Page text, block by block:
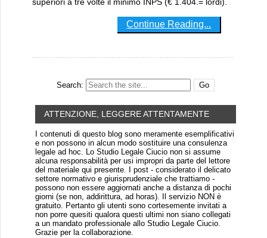
Continue Reading...
Search:
ATTENZIONE, LEGGERE ATTENTAMENTE
I contenuti di questo blog sono meramente esemplificativi
e non possono in alcun modo sostituire una consulenza
legale ad hoc. Lo Studio Legale Ciucio non si assume
alcuna responsabilità per usi impropri da parte del lettore
del materiale qui presente. I post - considerato il delicato
settore normativo e giurisprudenziale che trattiamo -
possono non essere aggiornati anche a distanza di pochi
giorni (se non, addirittura, ad horas). Il servizio NON è
gratuito. Pertanto gli utenti sono cortesemente invitati a
non porre quesiti qualora questi ultimi non siano collegati
a un mandato professionale allo Studio Legale Ciucio.
Grazie per la collaborazione.